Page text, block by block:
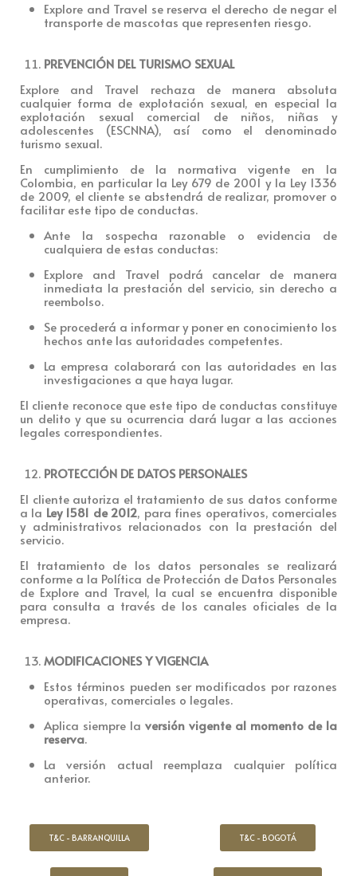
Explore and Travel se reserva el derecho de negar el
transporte de mascotas que representen riesgo.
PREVENCIÓN DEL TURISMO SEXUAL
Explore and Travel rechaza de manera absoluta
cualquier forma de explotación sexual, en especial la
explotación sexual comercial de niños, niñas y
adolescentes (ESCNNA), así como el denominado
turismo sexual.
En cumplimiento de la normativa vigente en la
Colombia, en particular la Ley 679 de 2001 y la Ley 1336
de 2009, el cliente se abstendrá de realizar, promover o
facilitar este tipo de conductas.
Ante la sospecha razonable o evidencia de
cualquiera de estas conductas:
Explore and Travel podrá cancelar de manera
inmediata la prestación del servicio, sin derecho a
reembolso.
Se procederá a informar y poner en conocimiento los
hechos ante las autoridades competentes.
La empresa colaborará con las autoridades en las
investigaciones a que haya lugar.
El cliente reconoce que este tipo de conductas constituye
un delito y que su ocurrencia dará lugar a las acciones
legales correspondientes.
PROTECCIÓN DE DATOS PERSONALES
El cliente autoriza el tratamiento de sus datos conforme
a la Ley 1581 de 2012, para fines operativos, comerciales
y administrativos relacionados con la prestación del
servicio.
El tratamiento de los datos personales se realizará
conforme a la Política de Protección de Datos Personales
de Explore and Travel, la cual se encuentra disponible
para consulta a través de los canales oficiales de la
empresa.
MODIFICACIONES Y VIGENCIA
Estos términos pueden ser modificados por razones
operativas, comerciales o legales.
Aplica siempre la versión vigente al momento de la
reserva.
La versión actual reemplaza cualquier política
anterior.
T&C - BARRANQUILLA T&C - BOGOTÁ